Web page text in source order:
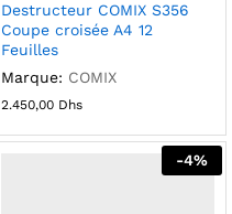
Destructeur COMIX S356
Coupe croisée A4 12
Feuilles
Marque: COMIX
2.450,00 Dhs
-4%